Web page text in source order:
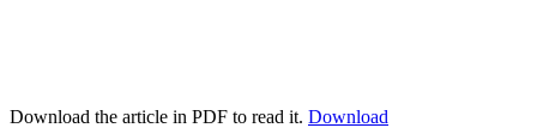
Download the article in PDF to read it. Download